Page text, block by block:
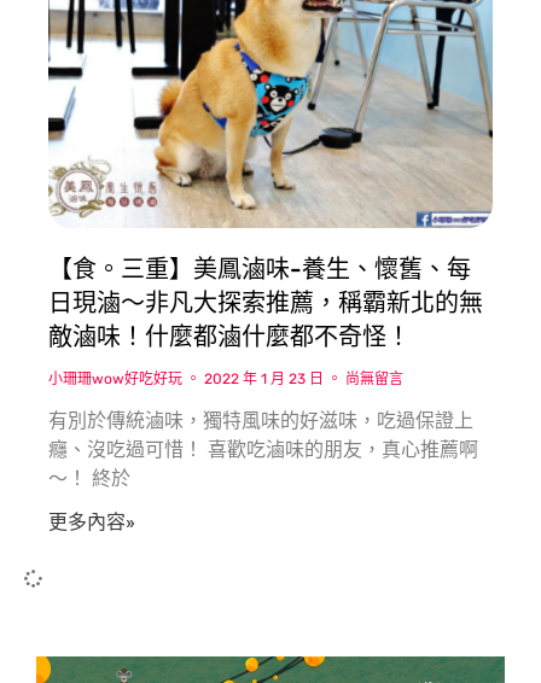
【食。三重】美鳳滷味-養生、懷舊、每
日現滷〜非凡大探索推薦，稱霸新北的無
敵滷味！什麼都滷什麼都不奇怪！
小珊珊wow好吃好玩 2022 年 1 月 23 日 尚無留言
有別於傳統滷味，獨特風味的好滋味，吃過保證上
癮、沒吃過可惜！ 喜歡吃滷味的朋友，真心推薦啊
〜！ 終於
更多內容»